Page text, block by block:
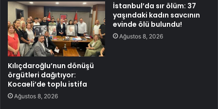
Kılıçdaroğlu’nun dönüşü
örgütleri dağıtıyor:
Kocaeli’de toplu istifa
Ağustos 8, 2026
İstanbul’da sır ölüm: 37
yaşındaki kadın savcının
evinde ölü bulundu!
Ağustos 8, 2026